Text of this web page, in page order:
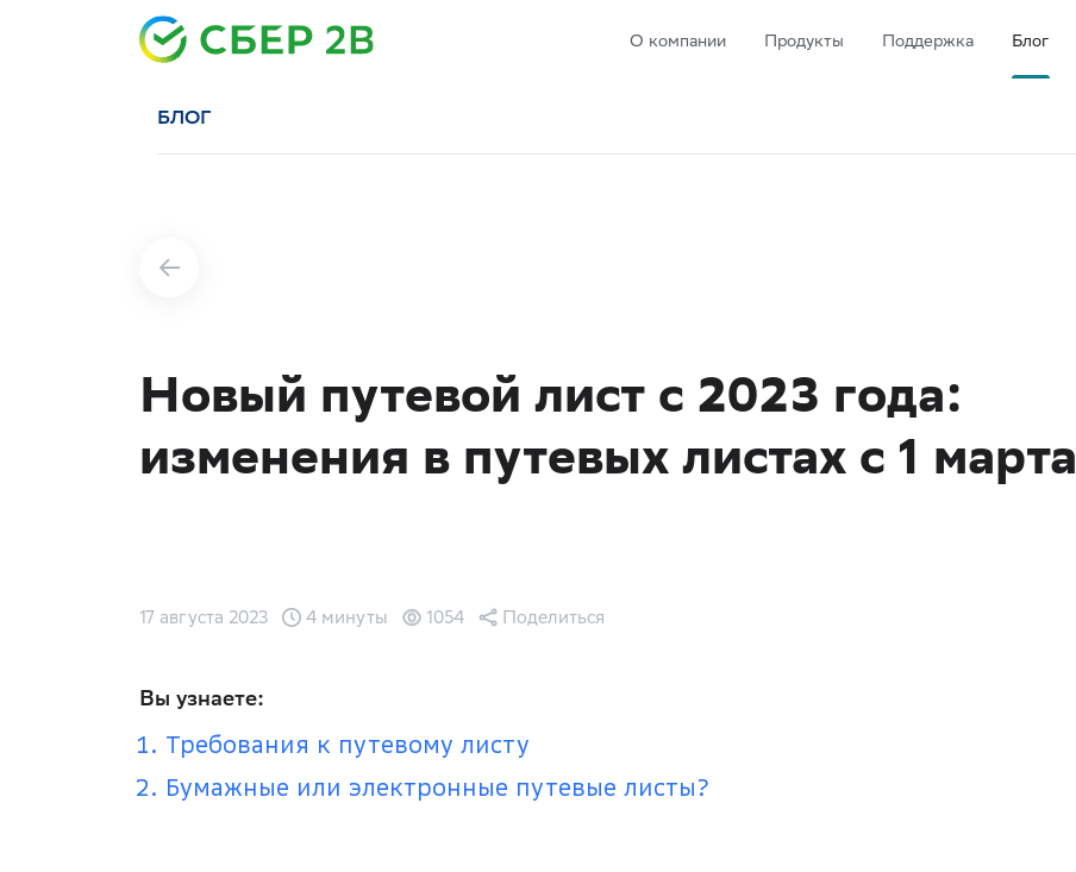
О компании Продукты Поддержка Блог
БЛОГ
Новый путевой лист c 2023 года:
изменения в путевых листах с 1 марта
17 августа 2023 4 минуты 1054 Поделиться
Вы узнаете:
Требования к путевому листу
Бумажные или электронные путевые листы?